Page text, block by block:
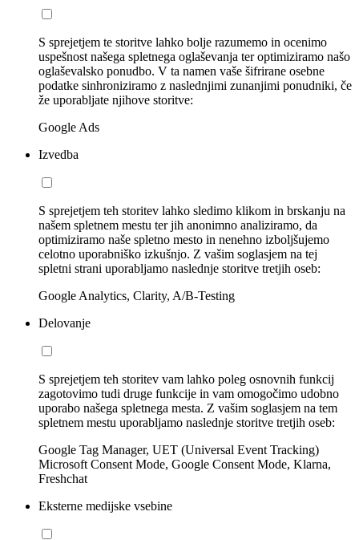
S sprejetjem te storitve lahko bolje razumemo in ocenimo
uspešnost našega spletnega oglaševanja ter optimiziramo našo
oglaševalsko ponudbo. V ta namen vaše šifrirane osebne
podatke sinhroniziramo z naslednjimi zunanjimi ponudniki, če
že uporabljate njihove storitve:
Google Ads
Izvedba
S sprejetjem teh storitev lahko sledimo klikom in brskanju na
našem spletnem mestu ter jih anonimno analiziramo, da
optimiziramo naše spletno mesto in nenehno izboljšujemo
celotno uporabniško izkušnjo. Z vašim soglasjem na tej
spletni strani uporabljamo naslednje storitve tretjih oseb:
Google Analytics, Clarity, A/B-Testing
Delovanje
S sprejetjem teh storitev vam lahko poleg osnovnih funkcij
zagotovimo tudi druge funkcije in vam omogočimo udobno
uporabo našega spletnega mesta. Z vašim soglasjem na tem
spletnem mestu uporabljamo naslednje storitve tretjih oseb:
Google Tag Manager, UET (Universal Event Tracking)
Microsoft Consent Mode, Google Consent Mode, Klarna,
Freshchat
Eksterne medijske vsebine